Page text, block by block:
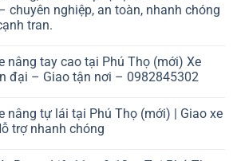
chuyên nghiệp, an toàn, nhanh chóng
tran.
nâng tay cao tại Phú Thọ (mới) Xe
đại – Giao tận nơi – 0982845302
nâng tự lái tại Phú Thọ (mới) | Giao xe
trợ nhanh chóng